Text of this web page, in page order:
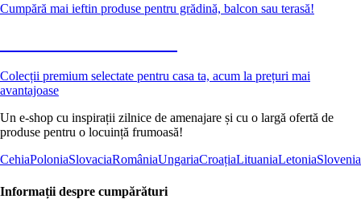
Cumpără mai ieftin produse pentru grădină, balcon sau terasă!
Colecții premium selectate pentru casa ta, acum la prețuri mai
avantajoase
Un e-shop cu inspirații zilnice de amenajare și cu o largă ofertă de
produse pentru o locuință frumoasă!
CehiaPoloniaSlovaciaRomâniaUngariaCroațiaLituaniaLetoniaSlovenia
Informații despre cumpărături